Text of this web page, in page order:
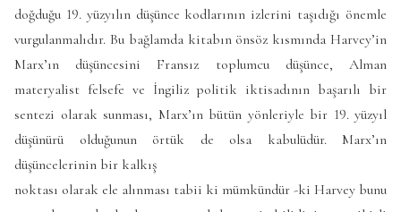
doğduğu 19. yüzyılın düşünce kodlarının izlerini taşıdığı önemle
vurgulanmalıdır. Bu bağlamda kitabın önsöz kısmında Harvey’in
Marx’ın düşüncesini Fransız toplumcu düşünce, Alman
materyalist felsefe ve İngiliz politik iktisadının başarılı bir
sentezi olarak sunması, Marx’ın bütün yönleriyle bir 19. yüzyıl
düşünürü olduğunun örtük de olsa kabulüdür. Marx’ın
düşüncelerinin bir kalkış
noktası olarak ele alınması tabii ki mümkündür -ki Harvey bunu